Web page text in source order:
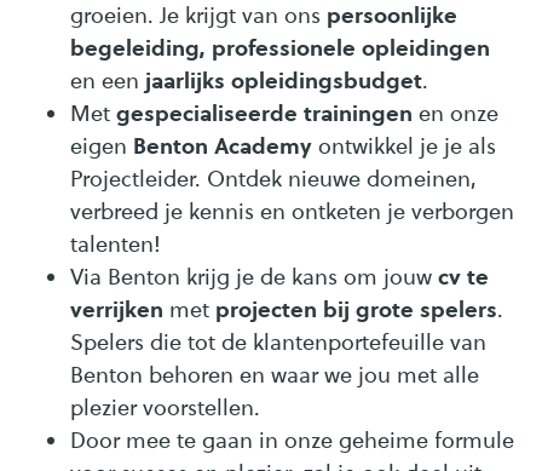
groeien. Je krijgt van ons persoonlijke
begeleiding, professionele opleidingen
en een jaarlijks opleidingsbudget.
Met gespecialiseerde trainingen en onze
eigen Benton Academy ontwikkel je je als
Projectleider. Ontdek nieuwe domeinen,
verbreed je kennis en ontketen je verborgen
talenten!
Via Benton krijg je de kans om jouw cv te
verrijken met projecten bij grote spelers.
Spelers die tot de klantenportefeuille van
Benton behoren en waar we jou met alle
plezier voorstellen.
Door mee te gaan in onze geheime formule